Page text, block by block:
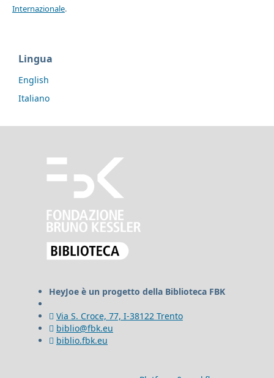
Internazionale.
Lingua
English
Italiano
HeyJoe è un progetto della Biblioteca FBK
Via S. Croce, 77, I-38122 Trento
biblio@fbk.eu
biblio.fbk.eu